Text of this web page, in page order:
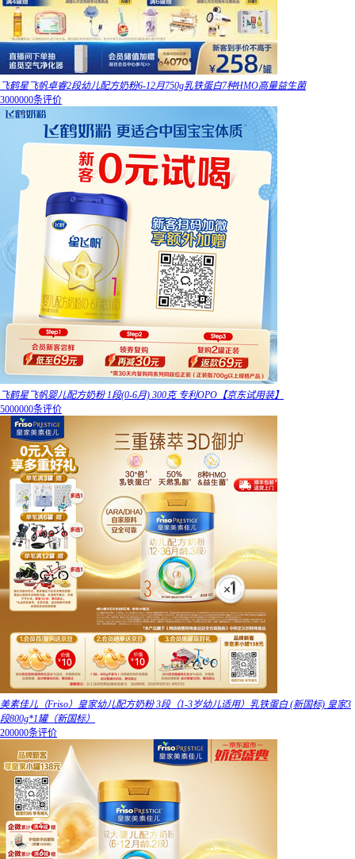
飞鹤星飞帆卓睿2段幼儿配方奶粉6-12月750g乳铁蛋白7种HMO高量益生菌
3000000条评价
飞鹤星飞帆婴儿配方奶粉 1段(0-6月) 300克 专利OPO【京东试用装】
5000000条评价
美素佳儿（Friso）皇家幼儿配方奶粉 3段（1-3岁幼儿适用）乳铁蛋白 (新国标) 皇家3
段800g*1罐（新国标）
200000条评价